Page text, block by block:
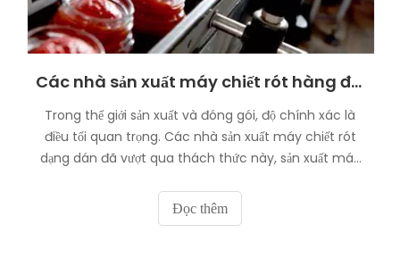
Các nhà sản xuất máy chiết rót hàng đầu
Trong thế giới sản xuất và đóng gói, độ chính xác là
điều tối quan trọng. Các nhà sản xuất máy chiết rót
dạng dán đã vượt qua thách thức này, sản xuất máy
nhất quán các sản phẩm nhớt và bán lỏng. Hãy cùng
khám phá một số nhà sản xuất hàng đầu trong
Đọc thêm